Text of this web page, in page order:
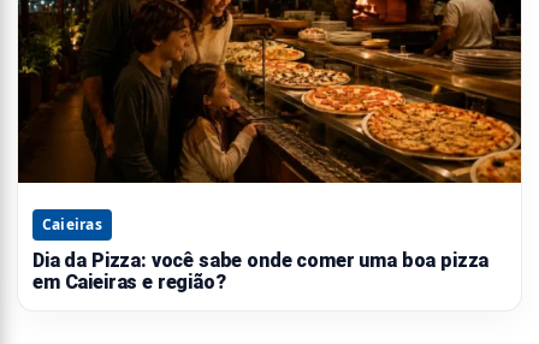
Caieiras
Dia da Pizza: você sabe onde comer uma boa pizza
em Caieiras e região?